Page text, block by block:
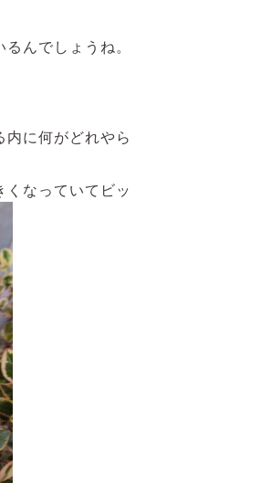
んでしょうね。
に何がどれやら
なっていてビッ